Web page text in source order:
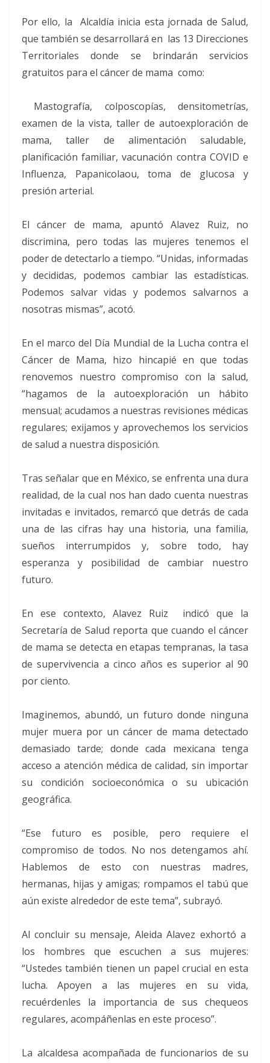
Por ello, la Alcaldía inicia esta jornada de Salud,
que también se desarrollará en las 13 Direcciones
Territoriales donde se brindarán servicios
gratuitos para el cáncer de mama como:
Mastografía, colposcopías, densitometrías,
examen de la vista, taller de autoexploración de
mama, taller de alimentación saludable,
planificación familiar, vacunación contra COVID e
Influenza, Papanicolaou, toma de glucosa y
presión arterial.
El cáncer de mama, apuntó Alavez Ruiz, no
discrimina, pero todas las mujeres tenemos el
poder de detectarlo a tiempo. “Unidas, informadas
y decididas, podemos cambiar las estadísticas.
Podemos salvar vidas y podemos salvarnos a
nosotras mismas”, acotó.
En el marco del Día Mundial de la Lucha contra el
Cáncer de Mama, hizo hincapié en que todas
renovemos nuestro compromiso con la salud,
“hagamos de la autoexploración un hábito
mensual; acudamos a nuestras revisiones médicas
regulares; exijamos y aprovechemos los servicios
de salud a nuestra disposición.
Tras señalar que en México, se enfrenta una dura
realidad, de la cual nos han dado cuenta nuestras
invitadas e invitados, remarcó que detrás de cada
una de las cifras hay una historia, una familia,
sueños interrumpidos y, sobre todo, hay
esperanza y posibilidad de cambiar nuestro
futuro.
En ese contexto, Alavez Ruiz indicó que la
Secretaría de Salud reporta que cuando el cáncer
de mama se detecta en etapas tempranas, la tasa
de supervivencia a cinco años es superior al 90
por ciento.
Imaginemos, abundó, un futuro donde ninguna
mujer muera por un cáncer de mama detectado
demasiado tarde; donde cada mexicana tenga
acceso a atención médica de calidad, sin importar
su condición socioeconómica o su ubicación
geográfica.
“Ese futuro es posible, pero requiere el
compromiso de todos. No nos detengamos ahí.
Hablemos de esto con nuestras madres,
hermanas, hijas y amigas; rompamos el tabú que
aún existe alrededor de este tema”, subrayó.
Al concluir su mensaje, Aleida Alavez exhortó a
los hombres que escuchen a sus mujeres:
“Ustedes también tienen un papel crucial en esta
lucha. Apoyen a las mujeres en su vida,
recuérdenles la importancia de sus chequeos
regulares, acompáñenlas en este proceso”.
La alcaldesa acompañada de funcionarios de su